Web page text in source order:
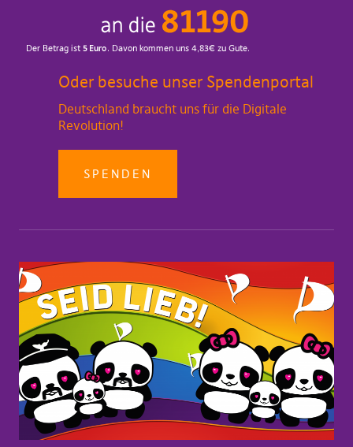
Oder besuche unser Spendenportal
Deutschland braucht uns für die Digitale
Revolution!
SPENDEN